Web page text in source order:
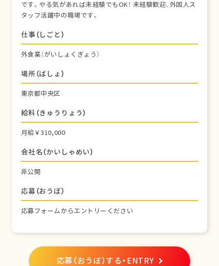
です。やる気があれば未経験でもOK！ 未経験歓迎、外国人ス
タッフ活躍中の職場です。
仕事（しごと）
外食業（がいしょくぎょう）
場所（ばしょ）
東京都中央区
給料（きゅうりょう）
月給￥310,000
会社名（かいしゃめい）
非公開
応募（おうぼ）
応募フォームからエントリーください
応募（おうぼ）する・ENTRY